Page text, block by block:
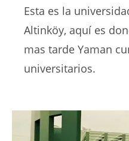
Esta es la
Altinköy, aquí es
mas tarde Yaman
universitarios.